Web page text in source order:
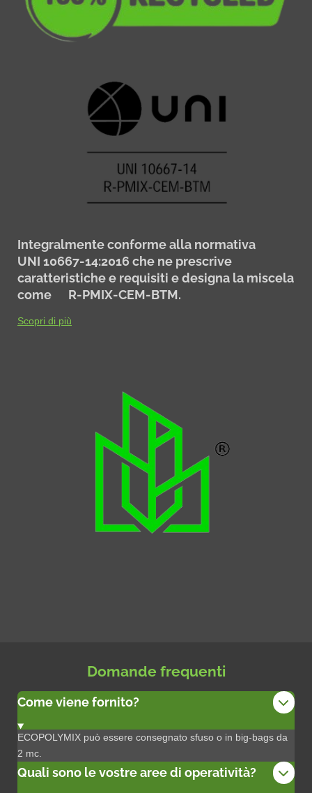
Integralmente conforme alla normativa
UNI 10667-14:2016 che ne prescrive
caratteristiche e requisiti e designa la miscela
come R-PMIX-CEM-BTM.
Scopri di più
Domande frequenti
Come viene fornito?
ECOPOLYMIX può essere consegnato sfuso o in big-bags da
2 mc.
Quali sono le vostre aree di operatività?